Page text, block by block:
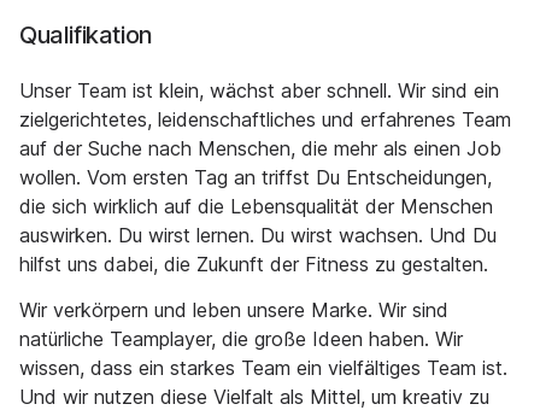
Qualifikation
Unser Team ist klein, wächst aber schnell. Wir sind ein
zielgerichtetes, leidenschaftliches und erfahrenes Team
auf der Suche nach Menschen, die mehr als einen Job
wollen. Vom ersten Tag an triffst Du Entscheidungen,
die sich wirklich auf die Lebensqualität der Menschen
auswirken. Du wirst lernen. Du wirst wachsen. Und Du
hilfst uns dabei, die Zukunft der Fitness zu gestalten.
Wir verkörpern und leben unsere Marke. Wir sind
natürliche Teamplayer, die große Ideen haben. Wir
wissen, dass ein starkes Team ein vielfältiges Team ist.
Und wir nutzen diese Vielfalt als Mittel, um kreativ zu